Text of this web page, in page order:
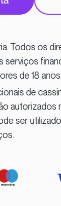
Todos os
serviços
de 18 anos.
de
autorizados
ser